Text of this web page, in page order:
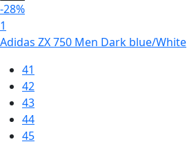
-28%
1
Adidas ZX 750 Men Dark blue/White
41
42
43
44
45